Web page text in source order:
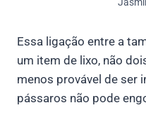
Essa ligação entre a
um item de lixo, não
menos provável de ser
pássaros não pode